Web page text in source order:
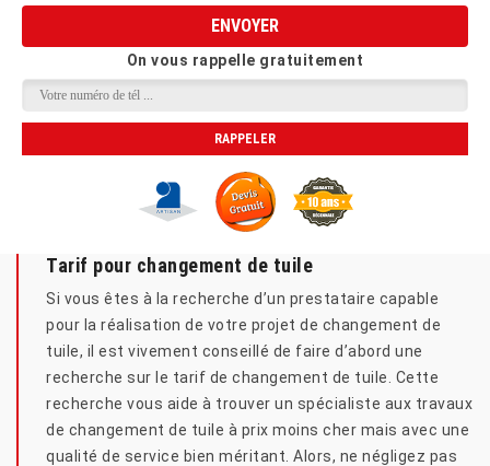
On vous rappelle gratuitement
Tarif pour changement de tuile
Si vous êtes à la recherche d’un prestataire capable
pour la réalisation de votre projet de changement de
tuile, il est vivement conseillé de faire d’abord une
recherche sur le tarif de changement de tuile. Cette
recherche vous aide à trouver un spécialiste aux travaux
de changement de tuile à prix moins cher mais avec une
qualité de service bien méritant. Alors, ne négligez pas